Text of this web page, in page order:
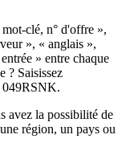
clé, n° d'offre »,
», « anglais »,
» entre chaque
? Saisissez
049RSNK.
avez la possibilité de
région, un pays ou